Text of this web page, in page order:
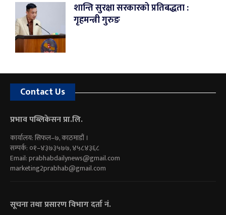
शान्ति सुरक्षा सरकारको प्रतिबद्धता :
गृहमन्त्री गुरुङ
Contact Us
प्रभाव पब्लिकेसन प्रा.लि.
कार्यालय: सिफल–७, काठमाडौं ।
सम्पर्क: ०१–४३७३५७७, ४५८४३६८
Email:prabhabdailynews@gmail.com
marketing2prabhab@gmail.com
सूचना तथा प्रसारण विभाग दर्ता नं.